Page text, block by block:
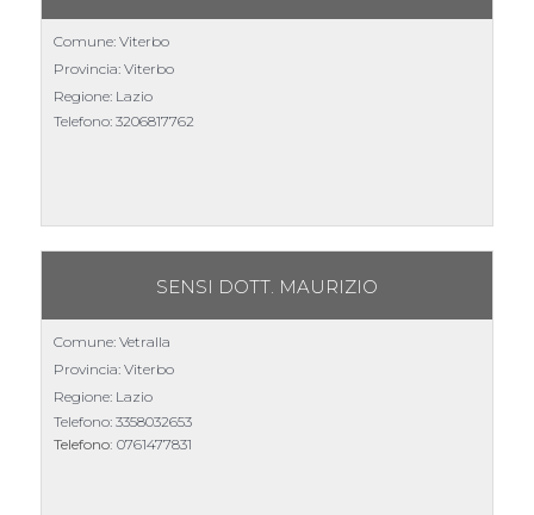
Comune: Viterbo
Provincia: Viterbo
Regione: Lazio
Telefono: 3206817762
SENSI DOTT. MAURIZIO
Comune: Vetralla
Provincia: Viterbo
Regione: Lazio
Telefono: 3358032653
Telefono: 0761477831